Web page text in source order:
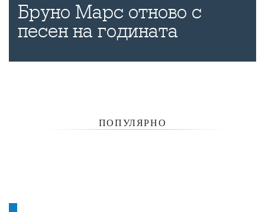
Бруно Марс отново с
песен на годината
ПОПУЛЯРНО